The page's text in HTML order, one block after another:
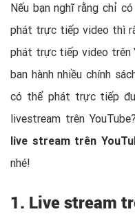
Nếu bạn nghĩ rằng chỉ
phát trực tiếp video thì
phát trực tiếp video trên
ban hành nhiều chính
có thể phát trực tiếp
livestream trên
live stream trên
nhé!
1. Live stream